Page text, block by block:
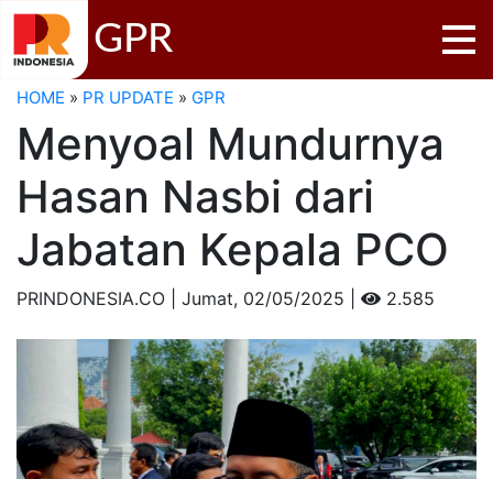
GPR
HOME » PR UPDATE » GPR
Menyoal Mundurnya
Hasan Nasbi dari
Jabatan Kepala PCO
PRINDONESIA.CO | Jumat, 02/05/2025 | 2.585